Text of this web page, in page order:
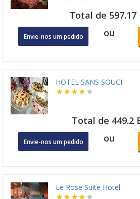
Total de 597.17
Envie-nos um pedido ou
HOTEL SANS SOUCI
Total de 449.2
Envie-nos um pedido ou
Le Rose Suite Hotel